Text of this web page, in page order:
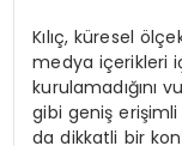
Kılıç, küresel
medya içerikleri
kurulamadığını
gibi geniş
da dikkatli bir